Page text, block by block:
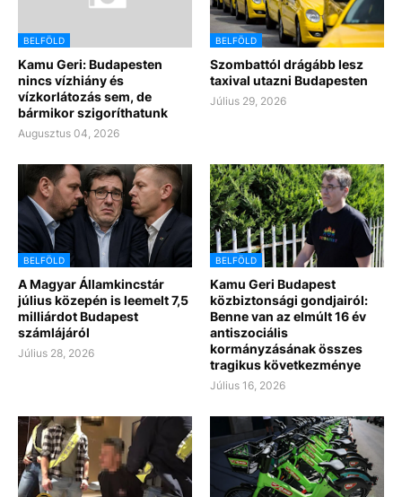
BELFÖLD
Kamu Geri: Budapesten
nincs vízhiány és
vízkorlátozás sem, de
bármikor szigoríthatunk
Augusztus 04, 2026
BELFÖLD
Szombattól drágább lesz
taxival utazni Budapesten
Július 29, 2026
BELFÖLD
A Magyar Államkincstár
július közepén is leemelt 7,5
milliárdot Budapest
számlájáról
Július 28, 2026
BELFÖLD
Kamu Geri Budapest
közbiztonsági gondjairól:
Benne van az elmúlt 16 év
antiszociális
kormányzásának összes
tragikus következménye
Július 16, 2026